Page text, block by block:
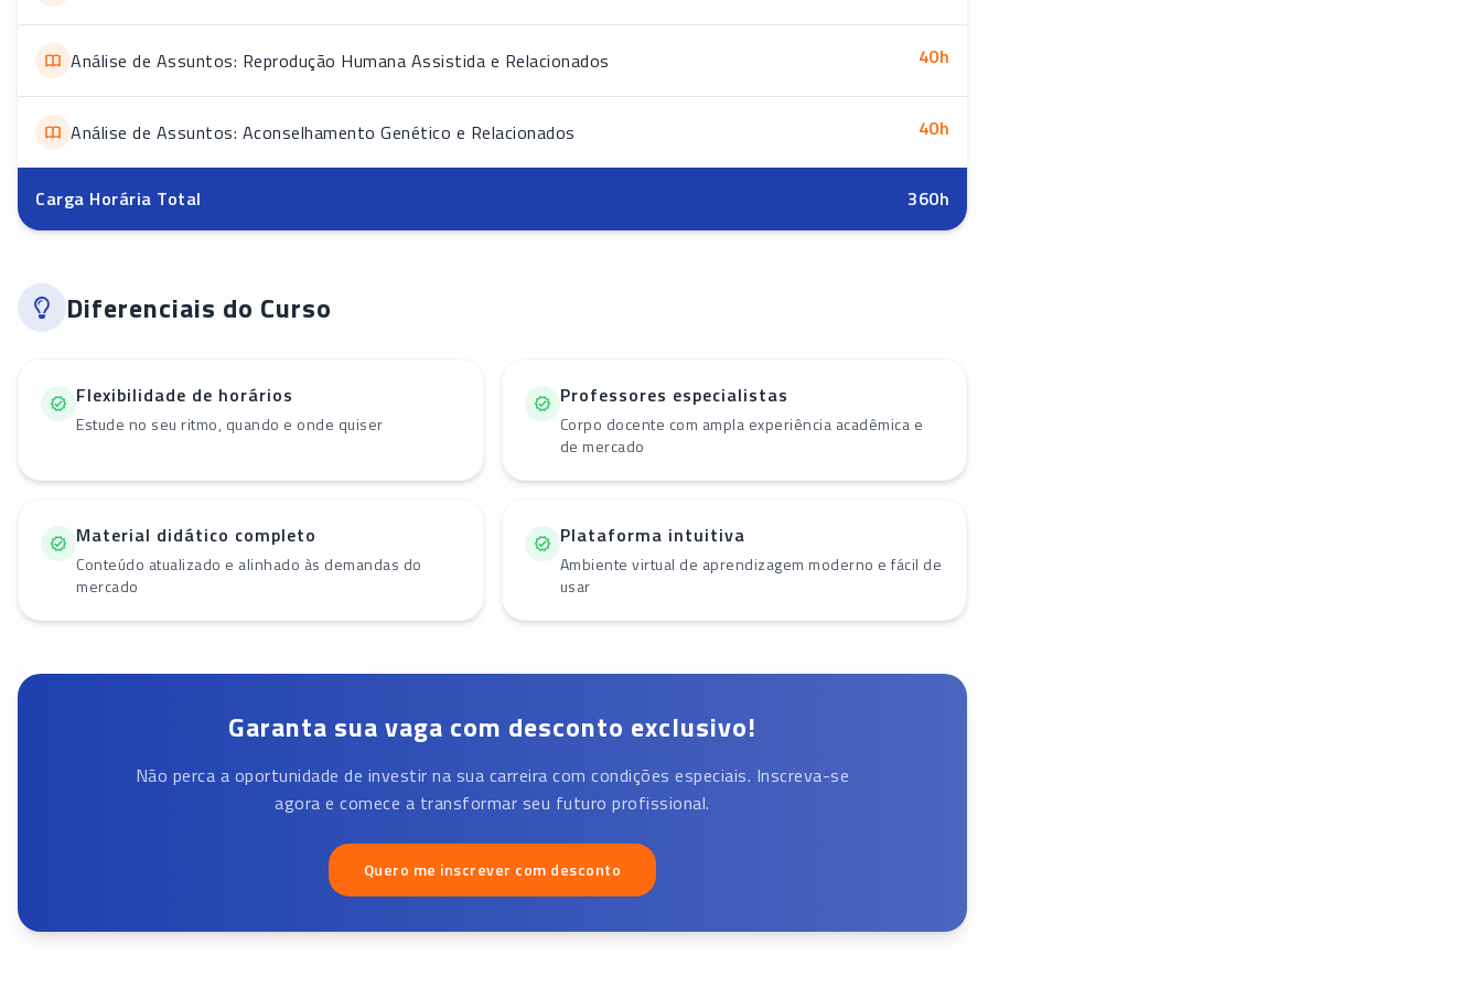
Análise de Assuntos: Reprodução Humana Assistida e Relacionados 40h
Análise de Assuntos: Aconselhamento Genético e Relacionados 40h
Carga Horária Total 360h
Diferenciais do Curso
Flexibilidade de horários
Estude no seu ritmo, quando e onde quiser
Professores especialistas
Corpo docente com ampla experiência acadêmica e
de mercado
Material didático completo
Conteúdo atualizado e alinhado às demandas do
mercado
Plataforma intuitiva
Ambiente virtual de aprendizagem moderno e fácil de
usar
Garanta sua vaga com desconto exclusivo!
Não perca a oportunidade de investir na sua carreira com condições especiais. Inscreva-se
agora e comece a transformar seu futuro profissional.
Quero me inscrever com desconto